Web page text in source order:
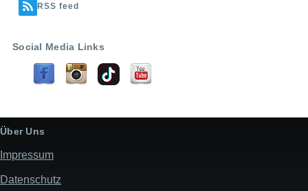
RSS feed
Social Media Links
Über Uns
Impressum
Datenschutz